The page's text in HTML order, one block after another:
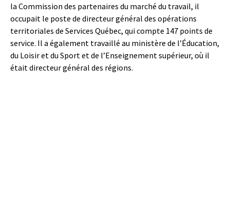
la Commission des partenaires du marché du travail, il
occupait le poste de directeur général des opérations
territoriales de Services Québec, qui compte 147 points de
service. Il a également travaillé au ministère de l’Éducation,
du Loisir et du Sport et de l’Enseignement supérieur, où il
était directeur général des régions.